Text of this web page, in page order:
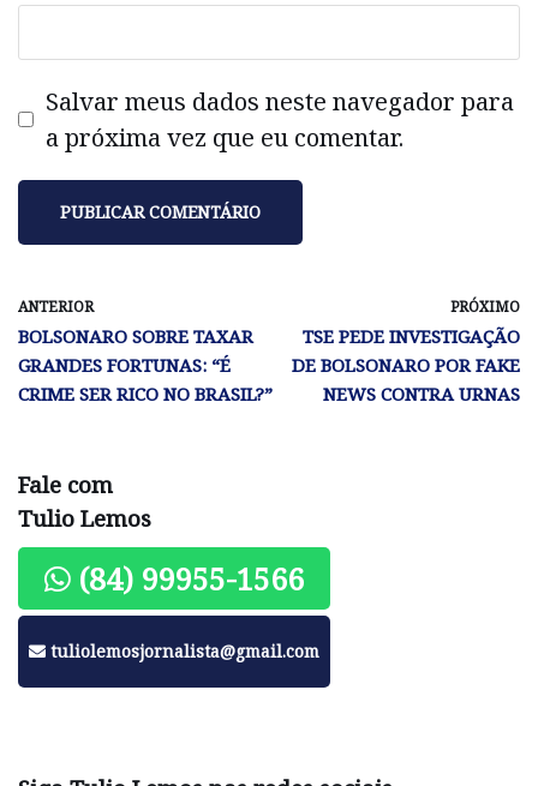
Salvar meus dados neste navegador para
a próxima vez que eu comentar.
ANTERIOR
BOLSONARO SOBRE TAXAR
GRANDES FORTUNAS: “É
CRIME SER RICO NO BRASIL?”
PRÓXIMO
TSE PEDE INVESTIGAÇÃO
DE BOLSONARO POR FAKE
NEWS CONTRA URNAS
Fale com
Tulio Lemos
(84) 99955-1566
tuliolemosjornalista@gmail.com